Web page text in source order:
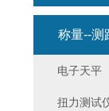
称量--测
电子天平
扭力测试